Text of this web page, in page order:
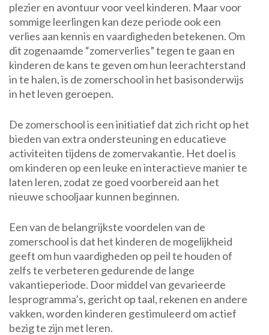
Een
Leerzame
en
Leuke
Vakantieperiode!
plezier en avontuur voor veel kinderen. Maar voor
sommige leerlingen kan deze periode ook een
verlies aan kennis en vaardigheden betekenen. Om
dit zogenaamde “zomerverlies” tegen te gaan en
kinderen de kans te geven om hun leerachterstand
in te halen, is de zomerschool in het basisonderwijs
in het leven geroepen.
De zomerschool is een initiatief dat zich richt op het
bieden van extra ondersteuning en educatieve
activiteiten tijdens de zomervakantie. Het doel is
om kinderen op een leuke en interactieve manier te
laten leren, zodat ze goed voorbereid aan het
nieuwe schooljaar kunnen beginnen.
Een van de belangrijkste voordelen van de
zomerschool is dat het kinderen de mogelijkheid
geeft om hun vaardigheden op peil te houden of
zelfs te verbeteren gedurende de lange
vakantieperiode. Door middel van gevarieerde
lesprogramma’s, gericht op taal, rekenen en andere
vakken, worden kinderen gestimuleerd om actief
bezig te zijn met leren.